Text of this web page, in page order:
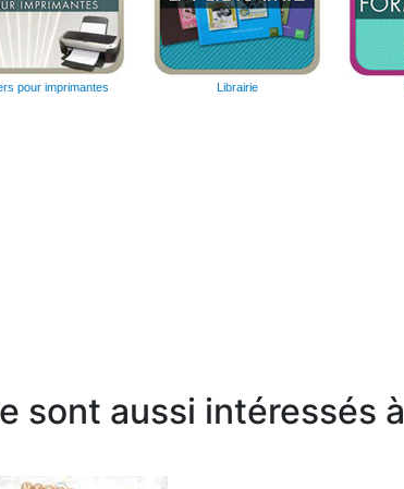
pour imprimantes Librairie
sont aussi intéressés à